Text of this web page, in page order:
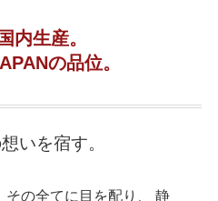
内生産。
の品位。
いを宿す。
の全てに目を配り、 静